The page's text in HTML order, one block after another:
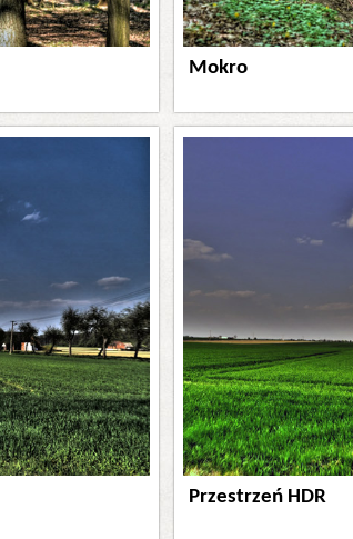
Mokro
Przestrzeń HDR